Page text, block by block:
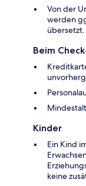
Von der
werden
übersetzt.
Beim
Kinder
Ein Kind
keine